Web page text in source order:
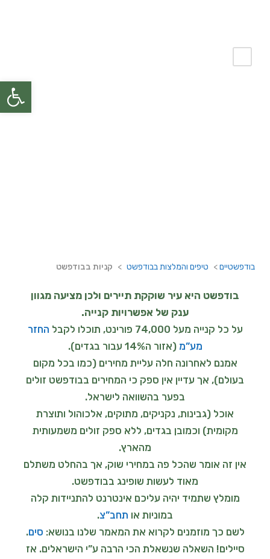
בודפשטיים> טיפים והמלצות בבודפשט > קניות בבודפשט
בודפשט היא עיר שוקקת תיירים ולכן מציעה מגוון
ענק של אפשרויות קנייה.
על כל קנייה מעל 74,000 פורינט, תוכלו לקבל
החזר
מע”מ (אזור ה14% עבור בגדים).
אמנם לאחרונה חלה עליית מחירים (כמו בכל מקום
בעולם), אך עדיין אין ספק כי המחירים בבודפשט זולים
בפער בהשוואה לישראל.
אוכל (גבינות, נקניקים, מתוקים, אלכוהול ותוצרת
מקומית) וכמובן בגדים, ללא ספק זולים משמעותית
מהארץ.
אין זה אומר שהכל פה במחירי שוק, אך בהחלט משתלם
מאוד לעשות שופינג בבודפשט.
מומלץ שתמיד יהיה עליכם אינטרנט להתניידות קלה
במוניות או תחב”צ.
לשם כך מוזמנים לקרוא את המאמר שלנו בנושא: סים.
סיילים! השאלה שנשאלת הכי הרבה ע”י הישראלים. אז